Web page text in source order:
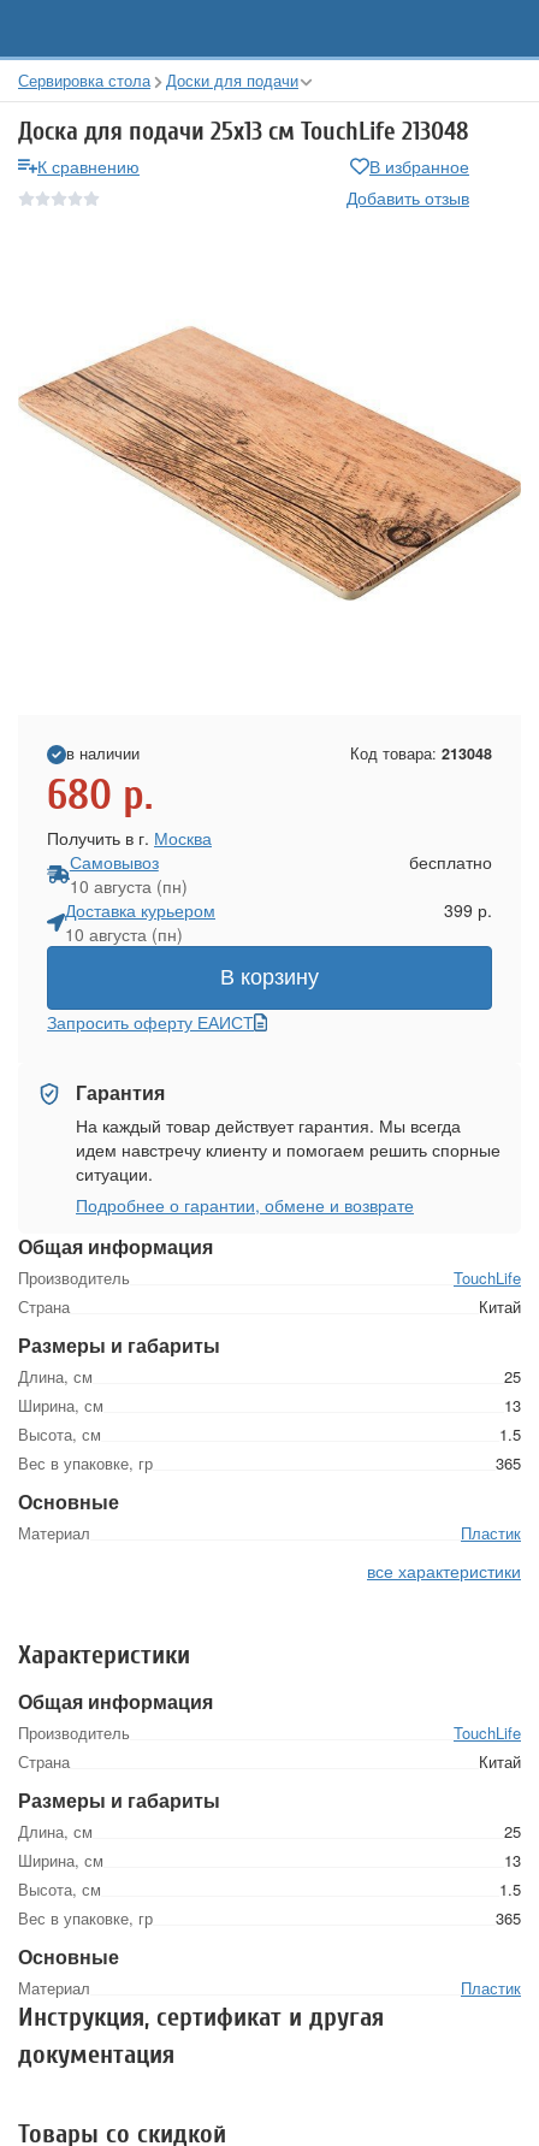
Сервировка стола Доски для подачи
Доска для подачи 25х13 см TouchLife 213048
К сравнению
В избранное
Добавить отзыв
Общая информация
Производитель
TouchLife
Страна
Китай
Размеры и габариты
Длина, см
25
Ширина, см
13
Высота, см
1.5
Вес в упаковке, гр
365
Основные
Материал Пластик
все характеристики
в наличии Код товара: 213048
680 р.
Получить в г. Москва
Самовывоз
10 августа (пн)
бесплатно
Доставка курьером
10 августа (пн)
399 р.
В корзину
Запросить оферту ЕАИСТ
Гарантия
На каждый товар действует гарантия. Мы всегда
идем навстречу клиенту и помогаем решить спорные
ситуации.
Подробнее о гарантии, обмене и возврате
Характеристики
Общая информация
Производитель
TouchLife
Страна
Китай
Размеры и габариты
Длина, см
25
Ширина, см
13
Высота, см
1.5
Вес в упаковке, гр
365
Основные
Материал Пластик
Инструкция, сертификат и другая
документация
Товары со скидкой